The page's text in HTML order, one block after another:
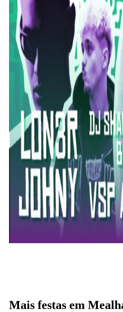
Mais festas em